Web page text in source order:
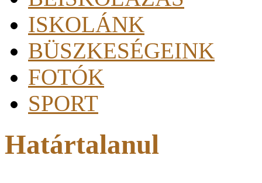
ISKOLÁNK
BÜSZKESÉGEINK
FOTÓK
SPORT
Határtalanul